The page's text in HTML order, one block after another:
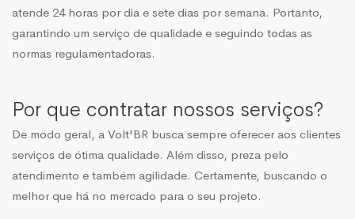
atende 24 horas por dia e sete dias por semana. Portanto,
garantindo um serviço de qualidade e seguindo todas as
normas regulamentadoras.
Por que contratar nossos serviços?
De modo geral, a Volt'BR busca sempre oferecer aos clientes
serviços de ótima qualidade. Além disso, preza pelo
atendimento e também agilidade. Certamente, buscando o
melhor que há no mercado para o seu projeto.